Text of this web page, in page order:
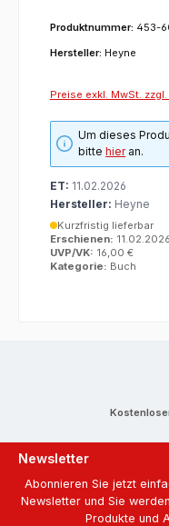
Produktnummer: 453-
Hersteller: Heyne
Preise exkl. MwSt.
Um dieses
bittehieran.
ET: 11.02.2026
Hersteller: Heyne
Kurzfristig lieferbar
Erschienen: 11.02.2026
UVP/VK: 16,00 €
Kategorie: Buch
Newsletter
Abonnieren Sie jetzt
Newsletter und Sie
Produkte und